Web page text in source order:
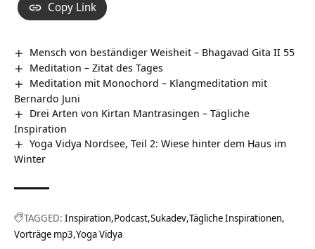
Copy Link
Mensch von beständiger Weisheit – Bhagavad Gita II 55
Meditation – Zitat des Tages
Meditation mit Monochord – Klangmeditation mit
Bernardo Juni
Drei Arten von Kirtan Mantrasingen – Tägliche
Inspiration
Yoga Vidya Nordsee, Teil 2: Wiese hinter dem Haus im
Winter
TAGGED: Inspiration Podcast Sukadev Tägliche Inspirationen
Vorträge mp3 Yoga Vidya